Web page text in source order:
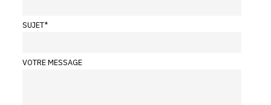
SUJET*
VOTRE MESSAGE